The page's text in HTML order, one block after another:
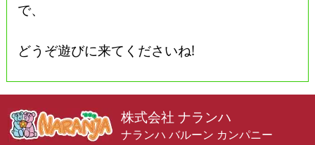
で、
どうぞ遊びに来てくださいね!
株式会社 ナランハ
ナランハ バルーン カンパニー